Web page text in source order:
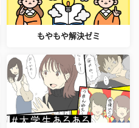
もやもや解決ゼミ